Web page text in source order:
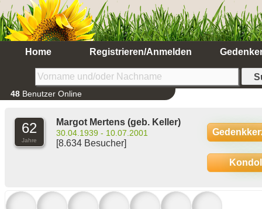
Home Registrieren/Anmelden
48 Benutzer Online
62
Jahre
Margot Mertens (geb. Keller)
30.04.1939 - 10.07.2001
[8.634 Besucher]